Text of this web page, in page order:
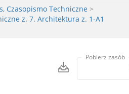
Czasopismo Techniczne >
z. 7. Architektura z. 1-A1
Pobierz zasób